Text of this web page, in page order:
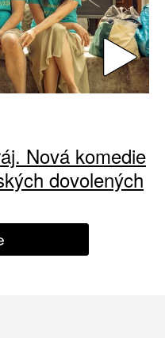
Nová komedie
dovolených